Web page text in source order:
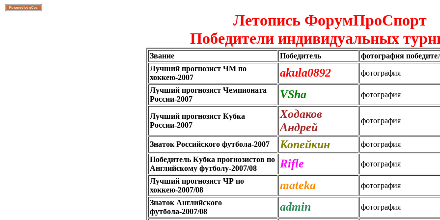
Летопись ФорумПроСпорт
Победители индивидуальных
Звание Победитель
фотография
Лучший прогнозист ЧМ по
хоккею-2007
akula0892 фотография
Лучший прогнозист Чемпионата
России-2007
VSha фотография
Лучший прогнозист Кубка
России-2007
Ходаков
Андрей
фотография
Знаток Российского футбола-2007 Копейкин
фотография
Победитель Кубка прогнозистов по
Английскому футболу-2007/08
Rifle фотография
Лучший прогнозист ЧР по
хоккею-2007/08
mateka фотография
Знаток Английского
футбола-2007/08
admin фотография